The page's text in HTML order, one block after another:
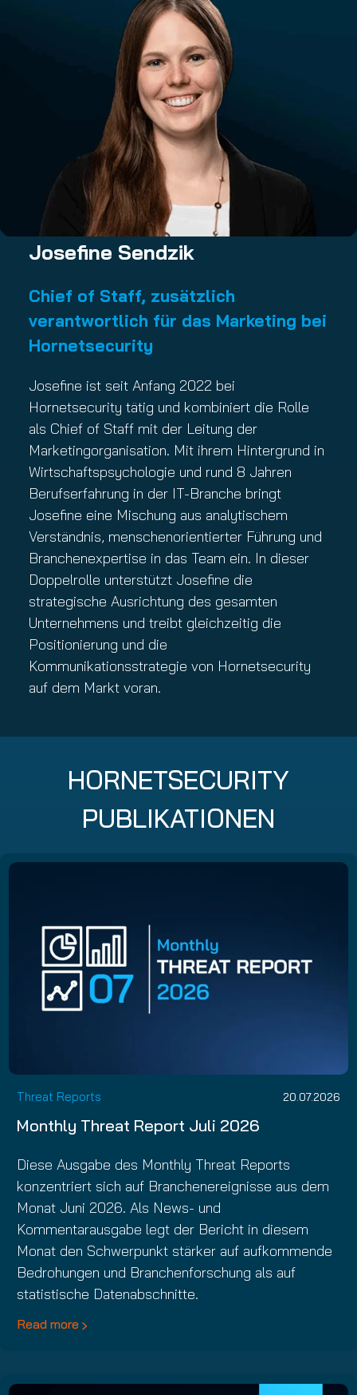
Josefine Sendzik
Chief of Staff, zusätzlich
verantwortlich für das Marketing bei
Hornetsecurity
Josefine ist seit Anfang 2022 bei
Hornetsecurity tätig und kombiniert die Rolle
als Chief of Staff mit der Leitung der
Marketingorganisation. Mit ihrem Hintergrund in
Wirtschaftspsychologie und rund 8 Jahren
Berufserfahrung in der IT-Branche bringt
Josefine eine Mischung aus analytischem
Verständnis, menschenorientierter Führung und
Branchenexpertise in das Team ein. In dieser
Doppelrolle unterstützt Josefine die
strategische Ausrichtung des gesamten
Unternehmens und treibt gleichzeitig die
Positionierung und die
Kommunikationsstrategie von Hornetsecurity
auf dem Markt voran.
HORNETSECURITY
PUBLIKATIONEN
Threat Reports 20.07.2026
Monthly Threat Report Juli 2026
Diese Ausgabe des Monthly Threat Reports
konzentriert sich auf Branchenereignisse aus dem
Monat Juni 2026. Als News- und
Kommentarausgabe legt der Bericht in diesem
Monat den Schwerpunkt stärker auf aufkommende
Bedrohungen und Branchenforschung als auf
statistische Datenabschnitte.
Read more